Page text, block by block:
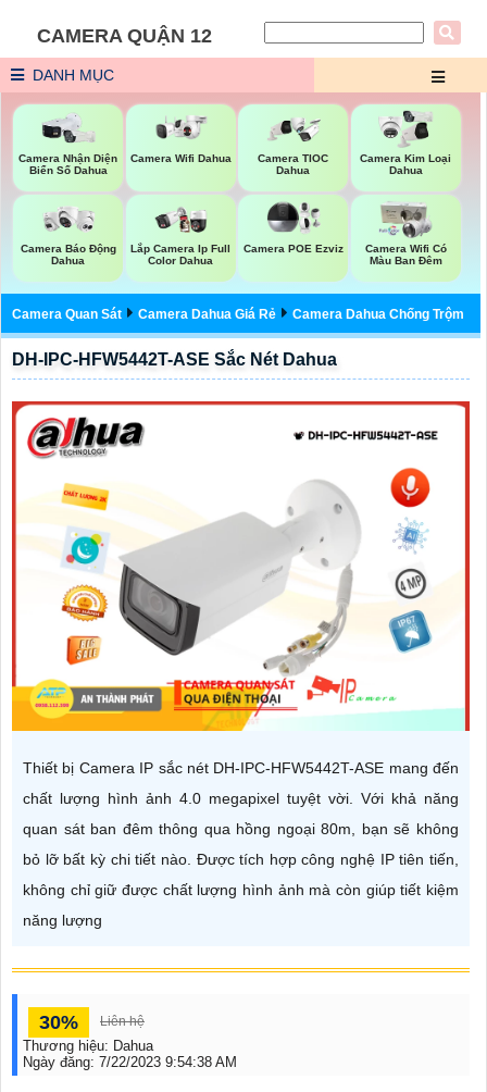
CAMERA QUẬN 12
DANH MỤC
Camera Nhận Diện
Biển Số Dahua
Camera Wifi Dahua
Camera TIOC
Dahua
Camera Kim Loại
Dahua
Camera Báo Động
Dahua
Lắp Camera Ip Full
Color Dahua
Camera POE Ezviz
Camera Wifi Có
Màu Ban Đêm
Camera Quan Sát Camera Dahua Giá Rẻ Camera Dahua Chống Trộm
DH-IPC-HFW5442T-ASE Sắc Nét Dahua
Thiết bị Camera IP sắc nét DH-IPC-HFW5442T-ASE mang đến
chất lượng hình ảnh 4.0 megapixel tuyệt vời. Với khả năng
quan sát ban đêm thông qua hồng ngoại 80m, bạn sẽ không
bỏ lỡ bất kỳ chi tiết nào. Được tích hợp công nghệ IP tiên tiến,
không chỉ giữ được chất lượng hình ảnh mà còn giúp tiết kiệm
năng lượng
30% Liên hệ
Thương hiệu: Dahua
Ngày đăng: 7/22/2023 9:54:38 AM